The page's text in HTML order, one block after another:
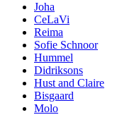
Joha
CeLaVi
Reima
Sofie Schnoor
Hummel
Didriksons
Hust and Claire
Bisgaard
Molo